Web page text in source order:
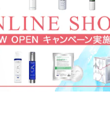
ダブロゴールド(
IPL光治療
花粉症ボツリ